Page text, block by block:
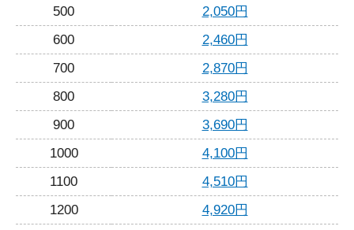
500
2,050円
600
2,460円
700
2,870円
800
3,280円
900
3,690円
1000
4,100円
1100
4,510円
1200
4,920円